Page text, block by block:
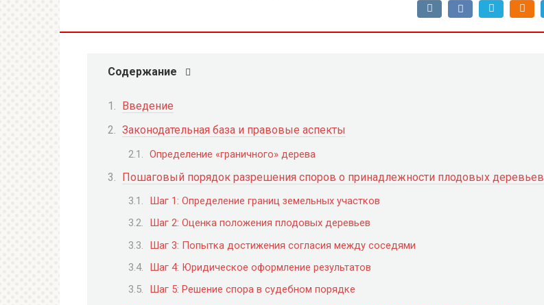
Содержание
Введение
Законодательная база и правовые аспекты
Определение «граничного» дерева
Пошаговый порядок разрешения споров о принадлежности плодовых деревьев
Шаг 1: Определение границ земельных участков
Шаг 2: Оценка положения плодовых деревьев
Шаг 3: Попытка достижения согласия между соседями
Шаг 4: Юридическое оформление результатов
Шаг 5: Решение спора в судебном порядке